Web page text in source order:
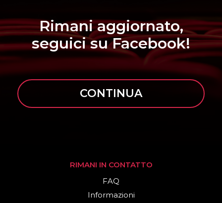
Rimani aggiornato,
seguici su Facebook!
CONTINUA
RIMANI IN CONTATTO
FAQ
Informazioni